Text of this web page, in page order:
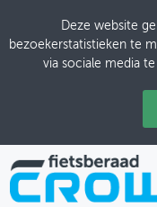
Deze website
bezoekerstatistieken te
via sociale media